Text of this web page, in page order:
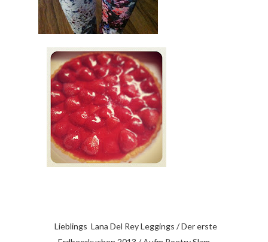
Lieblings Lana Del Rey Leggings / Der erste